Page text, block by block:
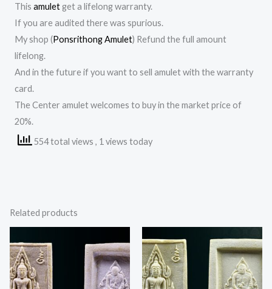
This amuletget a lifelong warranty.
If you are audited there was spurious.
My shop (Ponsrithong Amulet) Refund the full amount
lifelong.
And in the future if you want to sell amulet with the warranty
card.
The Center amulet welcomes to buy in the market price of
20%.
554 total views
, 1 views today
Related products